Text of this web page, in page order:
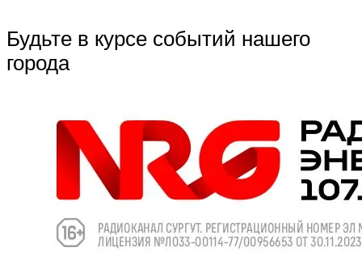
Будьте в курсе событий нашего
города